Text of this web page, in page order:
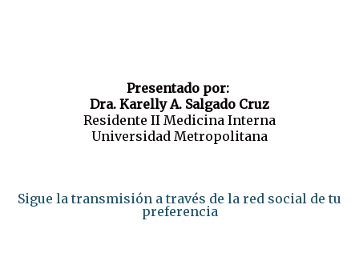
Presentado por:
Dra. Karelly A. Salgado Cruz
Residente II Medicina Interna
Universidad Metropolitana
Sigue la transmisión a través de la red social de tu
preferencia